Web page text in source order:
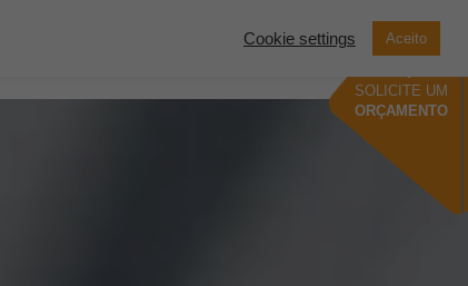
SOLICITE UM
ORÇAMENTO
Cookie settings Aceito